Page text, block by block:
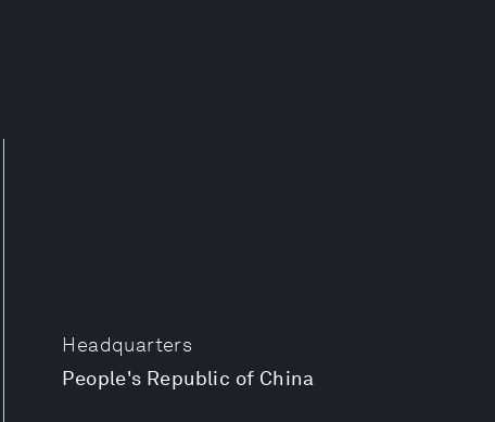
Headquarters
People's Republic of China